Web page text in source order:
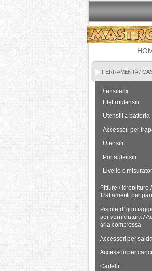
FERRAMENTA /
Utensileria
Elettroutensili
Utensili a batteria
Accessori per
Utensili
Portautensili
Livelle e
Pitture / Idropitture /
Trattamenti per
Pistole di
per verniciatura /
aria compressa
Accessori per
Accessori per
Cartelli